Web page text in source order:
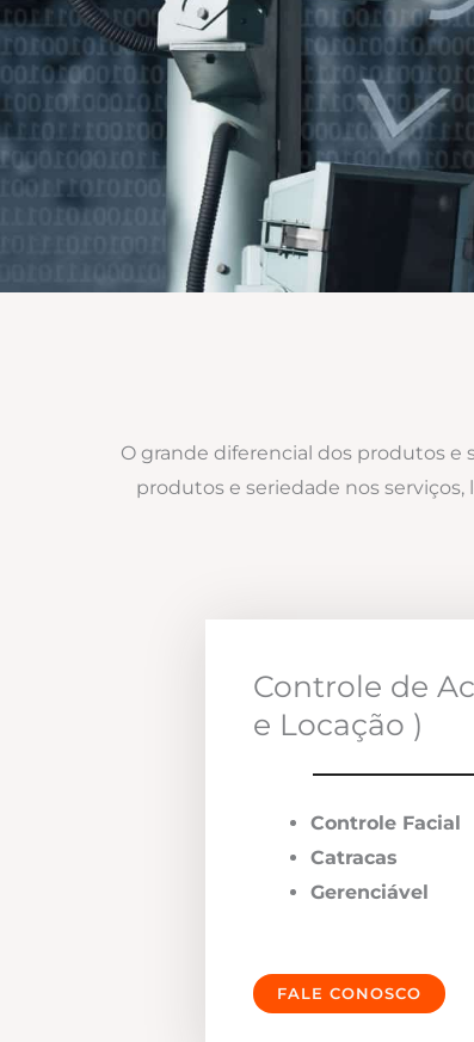
O grande diferencial dos produtos e
produtos e seriedade nos
Controle de
e Locação )
Controle Facial
Catracas
Gerenciável
FALE CONOSCO